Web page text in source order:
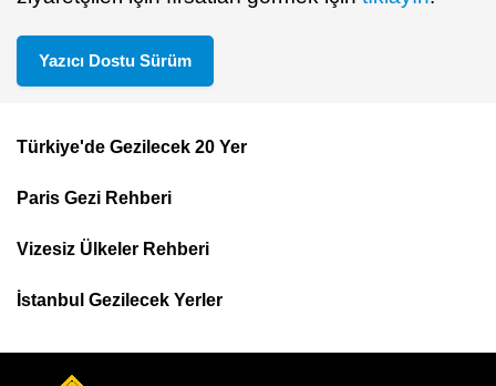
Yazıcı Dostu Sürüm
Top
Menu
Türkiye'de Gezilecek 20 Yer
Paris Gezi Rehberi
Vizesiz Ülkeler Rehberi
İstanbul Gezilecek Yerler